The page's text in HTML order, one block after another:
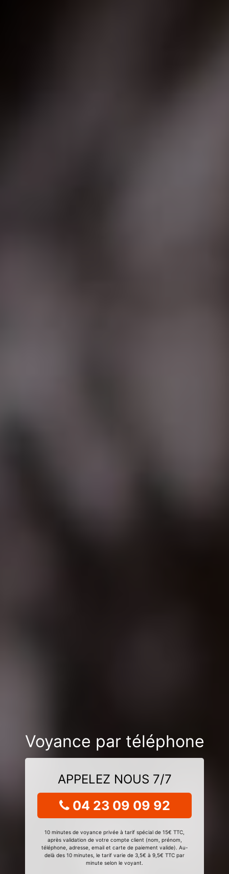
Voyance par téléphone
APPELEZ NOUS 7/7
04 23 09 09 92
10 minutes de voyance privée à tarif spécial de 15€ TTC,
après validation de votre compte client (nom, prénom,
téléphone, adresse, email et carte de paiement valide). Au-
delà des 10 minutes, le tarif varie de 3,5€ à 9,5€ TTC par
minute selon le voyant.